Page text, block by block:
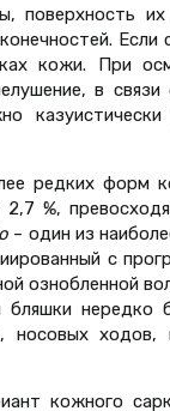
поверхность
Если
кожи. При
в
редких форм
%,
– один из
с
ознобленной
носовых
кожного